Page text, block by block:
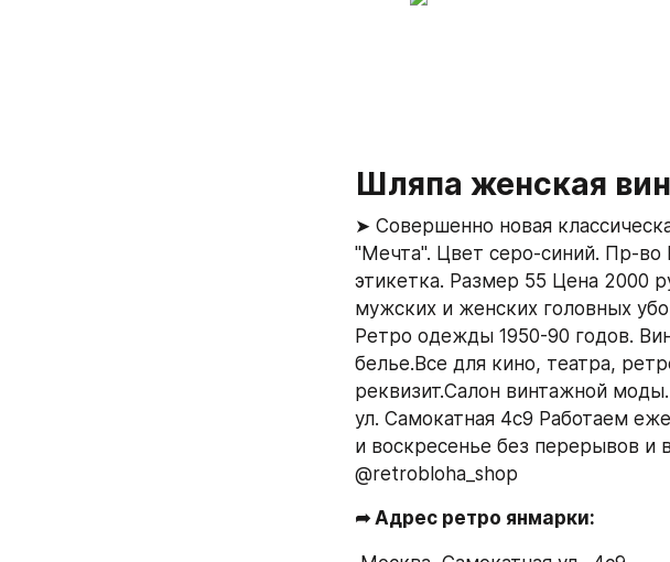
Шляпа женская
➤ Совершенно новая
"Мечта". Цвет серо-синий. Пр-во
этикетка. Размер 55 Цена 2000
мужских и женских головных
Ретро одежды 1950-90 годов.
белье.Все для кино, театра,
реквизит.Салон винтажной
ул. Самокатная 4с9 Работаем
и воскресенье без перерывов и
@retrobloha_shоp
➦ Адрес ретро янмарки: